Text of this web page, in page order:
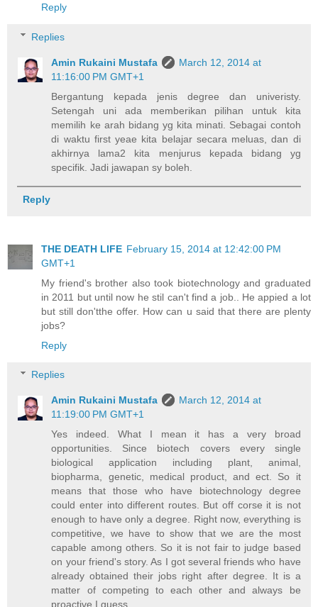
Reply
Replies
Amin Rukaini Mustafa
March 12, 2014 at
11:16:00 PM GMT+1
Bergantung kepada jenis degree dan univeristy.
Setengah uni ada memberikan pilihan untuk kita
memilih ke arah bidang yg kita minati. Sebagai contoh
di waktu first yeae kita belajar secara meluas, dan di
akhirnya lama2 kita menjurus kepada bidang yg
specifik. Jadi jawapan sy boleh.
Reply
THE DEATH LIFE February 15, 2014 at 12:42:00 PM
GMT+1
My friend's brother also took biotechnology and graduated
in 2011 but until now he stil can't find a job.. He appied a lot
but still don'tthe offer. How can u said that there are plenty
jobs?
Reply
Replies
Amin Rukaini Mustafa
March 12, 2014 at
11:19:00 PM GMT+1
Yes indeed. What I mean it has a very broad
opportunities. Since biotech covers every single
biological application including plant, animal,
biopharma, genetic, medical product, and ect. So it
means that those who have biotechnology degree
could enter into different routes. But off corse it is not
enough to have only a degree. Right now, everything is
competitive, we have to show that we are the most
capable among others. So it is not fair to judge based
on your friend's story. As I got several friends who have
already obtained their jobs right after degree. It is a
matter of competing to each other and always be
proactive I guess.